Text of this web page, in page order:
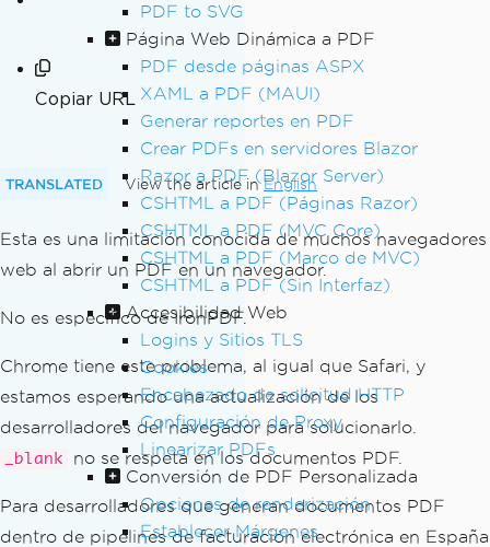
PDF to SVG
Página Web Dinámica a PDF
PDF desde páginas ASPX
XAML a PDF (MAUI)
Generar reportes en PDF
Crear PDFs en servidores Blazor
Razor a PDF (Blazor Server)
CSHTML a PDF (Páginas Razor)
CSHTML a PDF (MVC Core)
CSHTML a PDF (Marco de MVC)
CSHTML a PDF (Sin Interfaz)
Accesibilidad Web
Logins y Sitios TLS
Cookies
Encabezado de solicitud HTTP
Configuración de Proxy
Linearizar PDFs
Conversión de PDF Personalizada
Opciones de renderización
Establecer Márgenes
Copiar URL
TRANSLATED View the article inEnglish
Esta es una limitación conocida de muchos navegadores
web al abrir un PDF en un navegador.
No es específico de IronPDF.
Chrome tiene este problema, al igual que Safari, y
estamos esperando una actualización de los
desarrolladores del navegador para solucionarlo.
_blank no se respeta en los documentos PDF.
Para desarrolladores que generan documentos PDF
dentro de pipelines de facturación electrónica en España